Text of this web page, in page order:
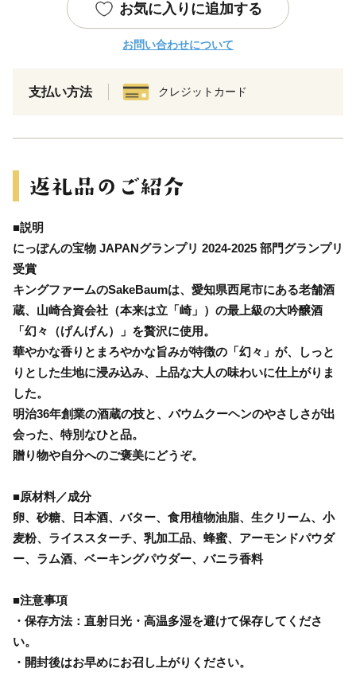
お気に入りに追加する
お問い合わせについて
支払い方法 クレジットカード
■説明
にっぽんの宝物 JAPANグランプリ 2024‐2025 部門グランプリ
受賞
キングファームのSakeBaumは、愛知県西尾市にある老舗酒
蔵、山崎合資会社（本来は立「崎」）の最上級の大吟醸酒
「幻々（げんげん）」を贅沢に使用。
華やかな香りとまろやかな旨みが特徴の「幻々」が、しっと
りとした生地に浸み込み、上品な大人の味わいに仕上がりま
した。
明治36年創業の酒蔵の技と、バウムクーヘンのやさしさが出
会った、特別なひと品。
贈り物や自分へのご褒美にどうぞ。
■原材料／成分
卵、砂糖、日本酒、バター、食用植物油脂、生クリーム、小
麦粉、ライススターチ、乳加工品、蜂蜜、アーモンドパウダ
ー、ラム酒、ベーキングパウダー、バニラ香料
■注意事項
・保存方法：直射日光・高温多湿を避けて保存してくださ
い。
・開封後はお早めにお召し上がりください。